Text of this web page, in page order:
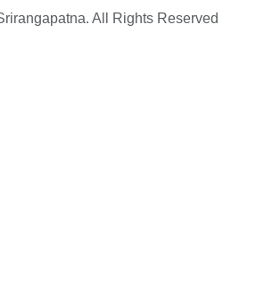
All Rights Reserved